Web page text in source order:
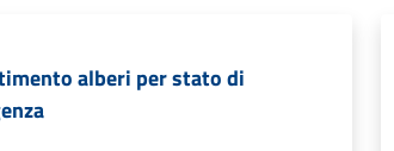
alberi per stato di